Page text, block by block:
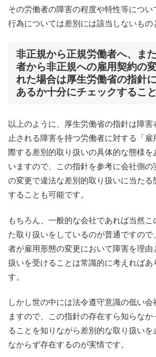
その労働者の障害の程度や特性等につい
行為については差別には該当しないもの
非正規から正規労働者へ、ま
者から非正規への雇用契約の
れた場合は厚生労働省の指針
あるか十分にチェックするこ
以上のように、厚生労働省の指針は障害
止される障害を持つ労働者に対する「雇
際する差別的取り扱いの具体的な態様を
いますので、この指針を参考に会社側の
の変更で違法な差別的取り扱いに当たる
することも可能です。
もちろん、一般的な会社であれば当然こ
た取り扱いをしているのが普通ですので
者が雇用形態の変更において障害を理由
扱いを受けることは常識的に考えればあ
す。
しかし世の中には法令遵守意識の低い会
ますので、この指針の存在すら知らなか
ることを知りながら差別的な取り扱い
なからず存在するのが実情です。